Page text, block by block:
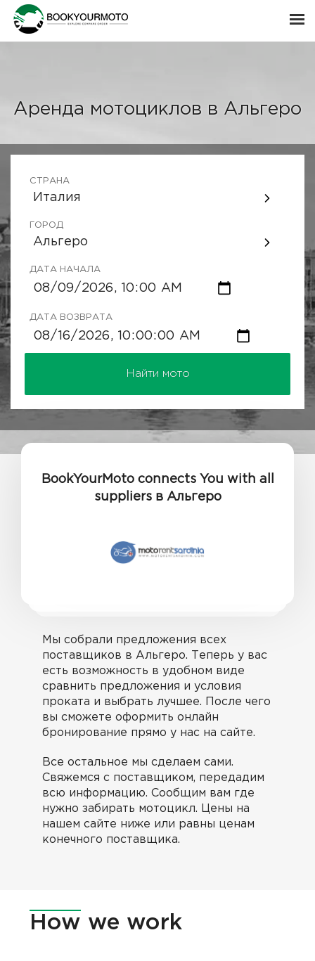
Аренда мотоциклов в Альгеро
СТРАНА
Италия
ГОРОД
Альгеро
ДАТА НАЧАЛА
ДАТА ВОЗВРАТА
Найти мото
BookYourMoto connects You with all
suppliers в Альгеро
Мы собрали предложения всех
поставщиков в Альгеро. Теперь у вас
есть возможность в удобном виде
сравнить предложения и условия
проката и выбрать лучшее. После чего
вы сможете оформить онлайн
бронирование прямо у нас на сайте.
Все остальное мы сделаем сами.
Cвяжемся с поставщиком, передадим
всю информацию. Сообщим вам где
нужно забирать мотоцикл. Цены на
нашем сайте ниже или равны ценам
конечного поставщика.
How we work